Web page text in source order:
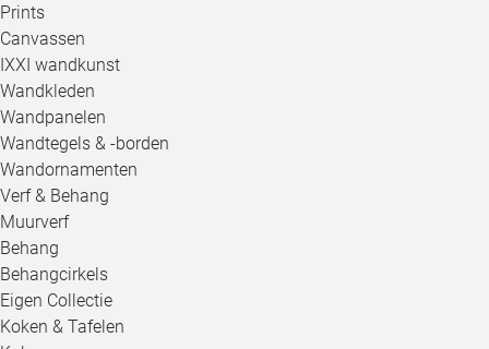
Prints
Canvassen
IXXI wandkunst
Wandkleden
Wandpanelen
Wandtegels & -borden
Wandornamenten
Verf & Behang
Muurverf
Behang
Behangcirkels
Eigen Collectie
Koken & Tafelen